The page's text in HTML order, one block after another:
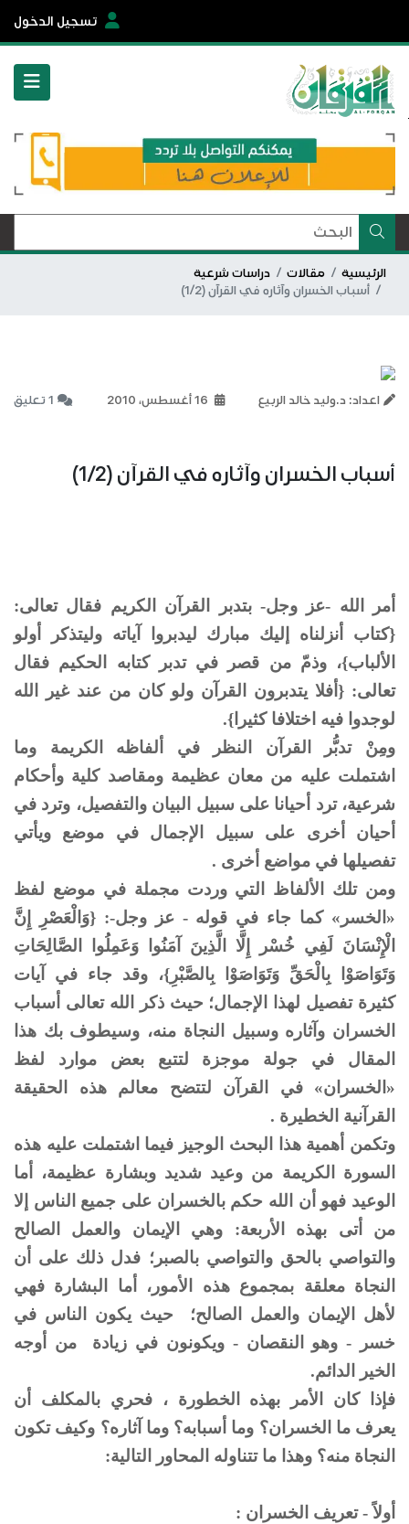
تسجيل الدخول
الرئيسية مقالات
دراسات شرعية
أسباب الخسران وآثاره في القرآن (1/2)
اعداد: د.وليد خالد الربيع 1 تعليق
أسباب الخسران وآثاره في القرآن (1/2)
أمر الله -عز وجل- بتدبر القرآن الكريم فقال تعالى:
{كتاب أنزلناه إليك مبارك ليدبروا آياته وليتذكر أولو
الألباب}، وذمّ من قصر في تدبر كتابه الحكيم فقال
تعالى: {أفلا يتدبرون القرآن ولو كان من عند غير الله
لوجدوا فيه اختلافا كثيرا}.
ومِنْ تدبُّر القرآن النظر في ألفاظه الكريمة وما
اشتملت عليه من معان عظيمة ومقاصد كلية وأحكام
شرعية، ترد أحيانا على سبيل البيان والتفصيل، وترد في
أحيان أخرى على سبيل الإجمال في موضع ويأتي
تفصيلها في مواضع أخرى .
ومن تلك الألفاظ التي وردت مجملة في موضع لفظ
«الخسر» كما جاء في قوله - عز وجل-: {وَالْعَصْرِ إِنَّ
الْإِنْسَانَ لَفِي خُسْر إِلَّا الَّذِينَ آمَنُوا وَعَمِلُوا الصَّالِحَاتِ
وَتَوَاصَوْا بِالْحَقِّ وَتَوَاصَوْا بِالصَّبْرِ}، وقد جاء في آيات
كثيرة تفصيل لهذا الإجمال؛ حيث ذكر الله تعالى أسباب
الخسران وآثاره وسبيل النجاة منه، وسيطوف بك هذا
المقال في جولة موجزة لتتبع بعض موارد لفظ
«الخسران» في القرآن لتتضح معالم هذه الحقيقة
القرآنية الخطيرة .
وتكمن أهمية هذا البحث الوجيز فيما اشتملت عليه هذه
السورة الكريمة من وعيد شديد وبشارة عظيمة، أما
الوعيد فهو أن الله حكم بالخسران على جميع الناس إلا
من أتى بهذه الأربعة: وهي الإيمان والعمل الصالح
والتواصي بالحق والتواصي بالصبر؛ فدل ذلك على أن
النجاة معلقة بمجموع هذه الأمور، أما البشارة فهي
لأهل الإيمان والعمل الصالح؛ حيث يكون الناس في
خسر - وهو النقصان - ويكونون في زيادة من أوجه
الخير الدائم.
فإذا كان الأمر بهذه الخطورة ، فحري بالمكلف أن
يعرف ما الخسران؟ وما أسبابه؟ وما آثاره؟ وكيف تكون
النجاة منه؟ وهذا ما تتناوله المحاور التالية:
أولاً - تعريف الخسران :